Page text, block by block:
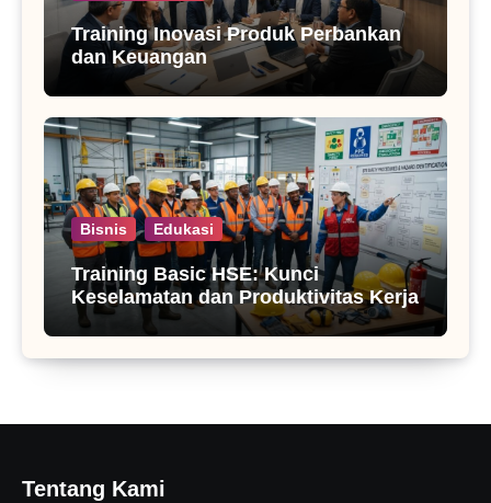
Training Inovasi Produk Perbankan
dan Keuangan
Bisnis Edukasi
Training Basic HSE: Kunci
Keselamatan dan Produktivitas Kerja
Tentang Kami